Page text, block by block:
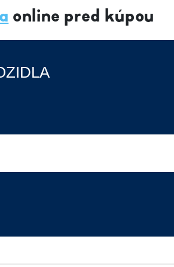
online pred kúpou